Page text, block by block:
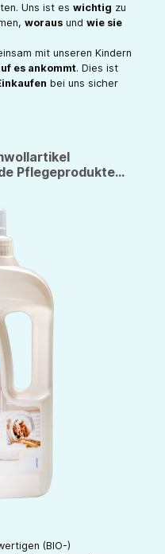
Uns ist es wichtig zu
woraus und wie sie
mit unseren Kindern
es ankommt. Dies ist
bei uns sicher
Pflegeprodukte...
(BIO-)